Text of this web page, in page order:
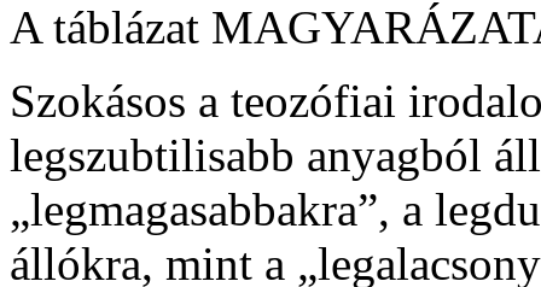
A táblázat
Szokásos a teozófiai
legszubtilisabb anyagból
„legmagasabbakra”, a
állókra, mint a